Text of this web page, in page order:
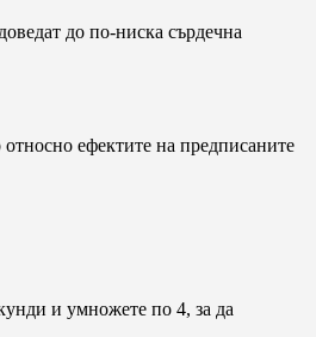
до по-ниска сърдечна
относно ефектите на предписаните
и умножете по 4, за да